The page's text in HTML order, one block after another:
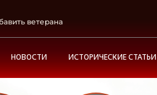
ветерана
НОВОСТИ ИСТОРИЧЕСКИЕ СТАТЬИ